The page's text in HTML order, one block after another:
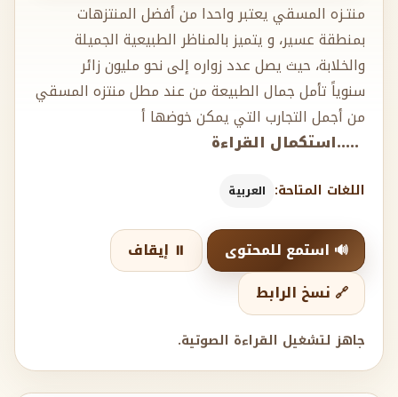
منتـزه المسقي يعتبر واحدا من أفضل المنتزهات
بمنطقة عسير، و يتميز بالمناظر الطبيعية الجميلة
والخلابة، حيث يصل عدد زواره إلى نحو مليون زائر
سنوياً تأمل جمال الطبيعة من عند مطل منتزه المسقي
من أجمل التجارب التي يمكن خوضها أ
.....استكمال القراءة
اللغات المتاحة: العربية
🔊 استمع للمحتوى
⏸️ إيقاف
🔗 نسخ الرابط
جاهز لتشغيل القراءة الصوتية.